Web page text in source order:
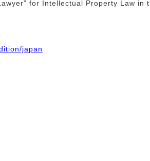
for Intellectual Property Law in
japan